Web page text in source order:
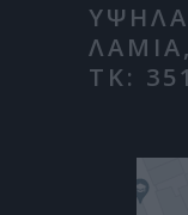
ΛΑΜΙΑ,
ΤΚ: